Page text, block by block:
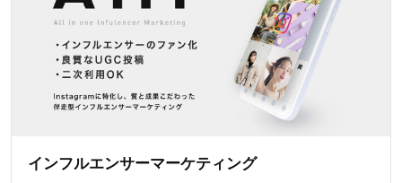
インフルエンサーマーケティング